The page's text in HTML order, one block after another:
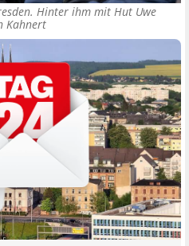
Hinter ihm mit Hut Uwe
Kahnert